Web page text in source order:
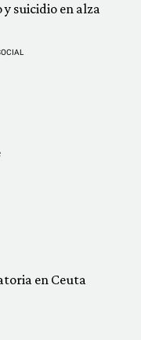
suicidio en alza
en Ceuta